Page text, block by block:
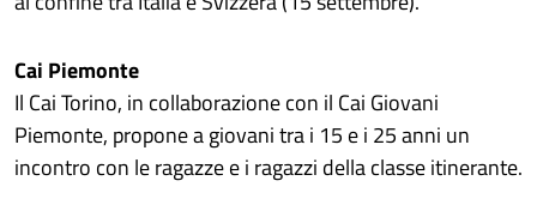
Cai Piemonte
Il Cai Torino, in collaborazione con il Cai Giovani
Piemonte, propone a giovani tra i 15 e i 25 anni un
incontro con le ragazze e i ragazzi della classe itinerante.